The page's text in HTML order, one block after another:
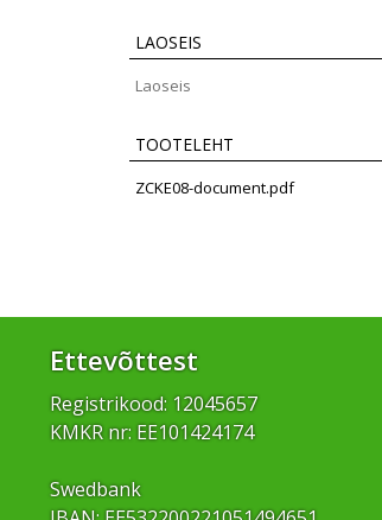
LAOSEIS
Laoseis
TOOTELEHT
ZCKE08-document.pdf
Ettevõttest
Registrikood: 12045657
KMKR nr: EE101424174
Swedbank